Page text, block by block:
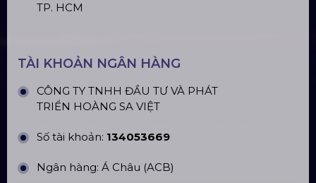
TP. HCM
TÀI KHOẢN NGÂN HÀNG
CÔNG TY TNHH ĐẦU TƯ VÀ PHÁT
TRIỂN HOÀNG SA VIỆT
Số tài khoản: 134053669
Ngân hàng: Á Châu (ACB)